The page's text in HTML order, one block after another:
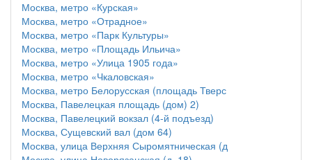
Москва, метро «Курская»
Москва, метро «Отрадное»
Москва, метро «Парк Культуры»
Москва, метро «Площадь Ильича»
Москва, метро «Улица 1905 года»
Москва, метро «Чкаловская»
Москва, метро Белорусская (площадь Тверс
Москва, Павелецкая площадь (дом) 2)
Москва, Павелецкий вокзал (4-й подъезд)
Москва, Сущевский вал (дом 64)
Москва, улица Верхняя Сыромятническая (д